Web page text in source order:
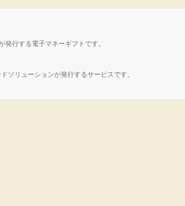
行する電子マネーギフトです。
ソリューションが発行するサービスです。